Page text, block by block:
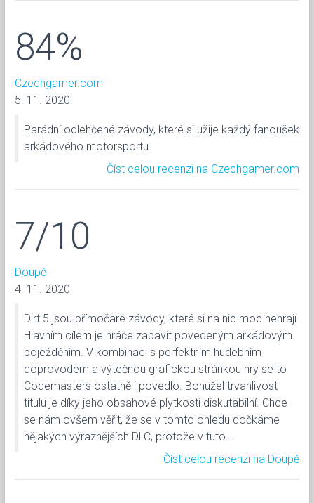
84%
Czechgamer.com
5. 11. 2020
Parádní odlehčené závody, které si užije každý fanoušek
arkádového motorsportu.
Číst celou recenzi na Czechgamer.com
7/10
Doupě
4. 11. 2020
Dirt 5 jsou přímočaré závody, které si na nic moc nehrají.
Hlavním cílem je hráče zabavit povedeným arkádovým
poježděním. V kombinaci s perfektním hudebním
doprovodem a výtečnou grafickou stránkou hry se to
Codemasters ostatně i povedlo. Bohužel trvanlivost
titulu je díky jeho obsahové plytkosti diskutabilní. Chce
se nám ovšem věřit, že se v tomto ohledu dočkáme
nějakých výraznějších DLC, protože v tuto...
Číst celou recenzi na Doupě